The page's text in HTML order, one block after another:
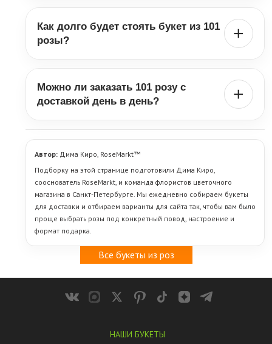
других случаев, когда букет должен быть максимально
заметным и запоминающимся.
Как долго будет стоять букет из 101
розы?
+
при нормальном уходе радует несколько дней, а часто и
дольше. Чтобы цветы простояли как можно лучше, важно
поставить букет в чистую воду, подрезать стебли, не держать
его рядом с батареей и свежими фруктами, убирать в тень и не
свежести цветов.
Можно ли заказать 101 розу с
доставкой день в день?
+
Автор: Дима Киро, RoseMarkt™
Подборку на этой странице подготовили Дима Киро,
сооснователь RoseMarkt, и команда флористов цветочного
магазина в Санкт-Петербурге. Мы ежедневно собираем букеты
для доставки и отбираем варианты для сайта так, чтобы вам было
проще выбрать розы под конкретный повод, настроение и
формат подарка.
Все букеты из роз
НАШИ БУКЕТЫ